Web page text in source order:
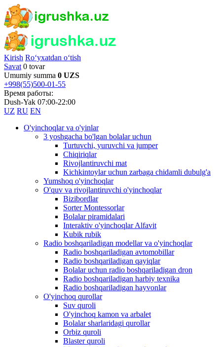
Kirish Ro‘yxatdan o‘tish
Savat 0 tovar
Umumiy summa 0 UZS
+998(55)500-01-55
Время работы:
Dush-Yak 07:00-22:00
UZ RU EN
O'yinchoqlar va o'yinlar
3 yoshgacha bo'lgan bolalar uchun
Turtuvchi, yuruvchi va jumper
Chiqiriqlar
Rivojlantiruvchi mat
Kichkintoylar uchun zarbaga chidamli dubulg'a
Yumshoq o'yinchoqlar
O'quv va rivojlantiruvchi o'yinchoqlar
Bizibordlar
Sorter Montessorlar
Bolalar piramidalari
Interaktiv o'yinchoqlar Alfavit
Kubik rubik
Radio boshqariladigan modellar va o'yinchoqlar
Radio boshqariladigan avtomobillar
Radio boshqariladigan qayiqlar
Bolalar uchun radio boshqariladigan dron
Radio boshqariladigan harbiy texnika
Radio boshqariladigan hayvonlar
O'yinchoq qurollar
Suv quroli
O'yinchoq kamon va arbalet
Bolalar sharlaridagi qurollar
Orbiz quroli
Blaster quroli